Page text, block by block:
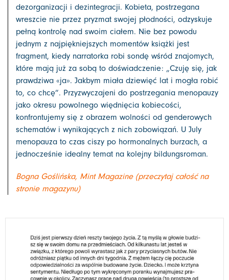
dezorganizacji i dezintegracji. Kobieta, postrzegana
wreszcie nie przez pryzmat swojej płodności, odzyskuje
pełną kontrolę nad swoim ciałem. Nie bez powodu
jednym z najpiękniejszych momentów książki jest
fragment, kiedy narratorka robi sondę wśród znajomych,
które mają już za sobą to doświadczenie: „Czuję się, jak
prawdziwa «ja». Jakbym miała dziewięć lat i mogła robić
to, co chcę”. Przyzwyczajeni do postrzegania menopauzy
jako okresu powolnego więdnięcia kobiecości,
konfrontujemy się z obrazem wolności od genderowych
schematów i wynikających z nich zobowiązań. U July
menopauza to czas ciszy po hormonalnych burzach, a
jednocześnie idealny temat na kolejny bildungsroman.
Bogna Goślińska, Mint Magazine (przeczytaj całość na
stronie magazynu)